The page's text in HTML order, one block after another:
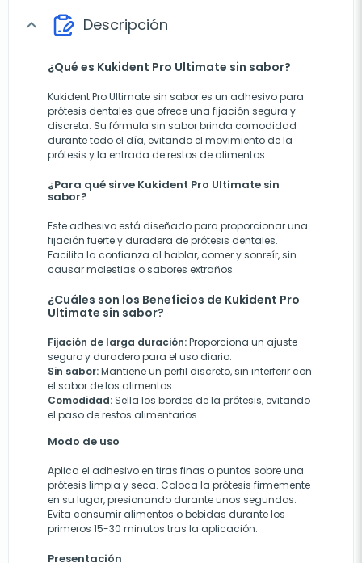
expand_more Descripción
¿Qué es Kukident Pro Ultimate sin sabor?
Kukident Pro Ultimate sin sabor es un adhesivo para
prótesis dentales que ofrece una fijación segura y
discreta. Su fórmula sin sabor brinda comodidad
durante todo el día, evitando el movimiento de la
prótesis y la entrada de restos de alimentos.
¿Para qué sirve Kukident Pro Ultimate sin
sabor?
Este adhesivo está diseñado para proporcionar una
fijación fuerte y duradera de prótesis dentales.
Facilita la confianza al hablar, comer y sonreír, sin
causar molestias o sabores extraños.
¿Cuáles son los Beneficios de Kukident Pro
Ultimate sin sabor?
Fijación de larga duración:Proporciona un ajuste
seguro y duradero para el uso diario.
Sin sabor:Mantiene un perfil discreto, sin interferir con
el sabor de los alimentos.
Comodidad: Sella los bordes de la prótesis, evitando
el paso de restos alimentarios.
Modo de uso
Aplica el adhesivo en tiras finas o puntos sobre una
prótesis limpia y seca. Coloca la prótesis firmemente
en su lugar, presionando durante unos segundos.
Evita consumir alimentos o bebidas durante los
primeros 15-30 minutos tras la aplicación.
Presentación